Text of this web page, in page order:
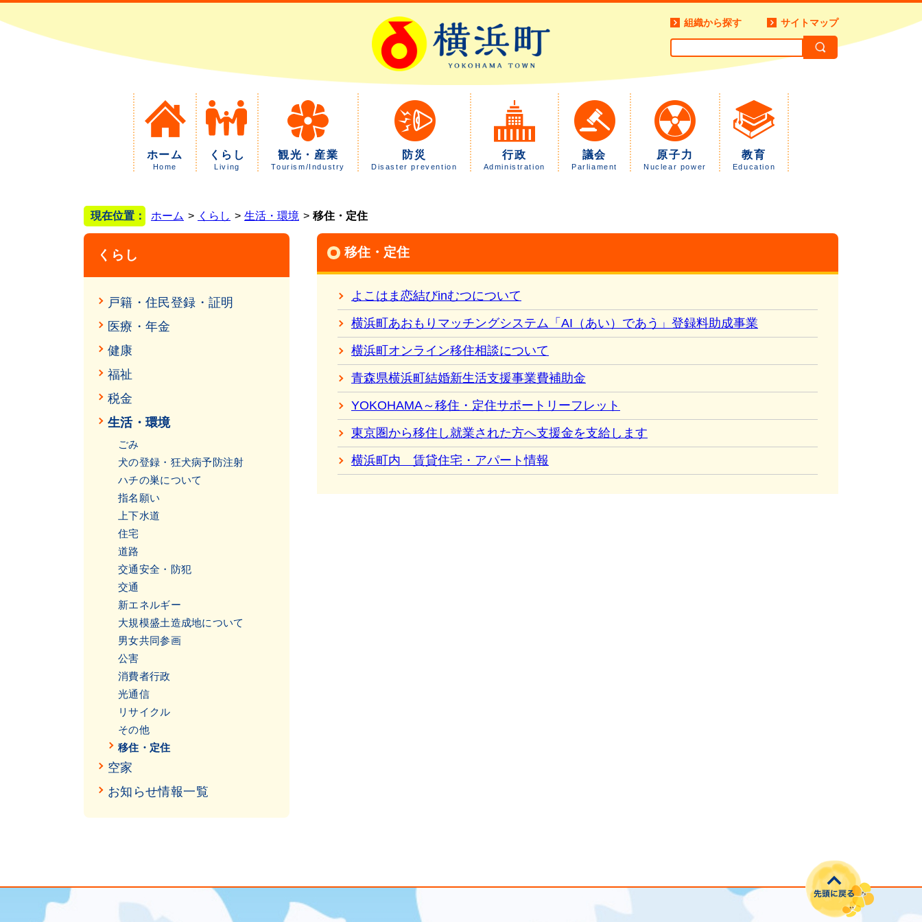
組織から探す サイトマップ
ホーム
Home
くらし
Living
観光・産業
Tourism/Industry
防災
Disaster prevention
行政
Administration
議会
Parliament
原子力
Nuclear power
教育
Education
現在位置： ホーム くらし 生活・環境 移住・定住
くらし
戸籍・住民登録・証明
医療・年金
健康
福祉
税金
生活・環境
ごみ
犬の登録・狂犬病予防注射
ハチの巣について
指名願い
上下水道
住宅
道路
交通安全・防犯
交通
新エネルギー
大規模盛土造成地について
男女共同参画
公害
消費者行政
光通信
リサイクル
その他
移住・定住
空家
お知らせ情報一覧
移住・定住
よこはま恋結びinむつについて
横浜町あおもりマッチングシステム「AI（あい）であう」登録料助成事業
横浜町オンライン移住相談について
青森県横浜町結婚新生活支援事業費補助金
YOKOHAMA～移住・定住サポートリーフレット
東京圏から移住し就業された方へ支援金を支給します
横浜町内 賃貸住宅・アパート情報